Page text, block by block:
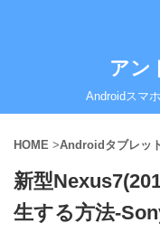
アン
Androidスマ
HOME >Androidタブレッ
新型
生する方法-